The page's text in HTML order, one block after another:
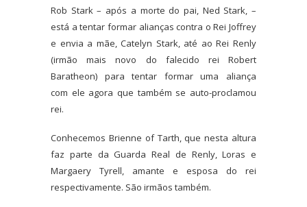
Rob Stark – após a morte do pai, Ned Stark, –
está a tentar formar alianças contra o Rei Joffrey
e envia a mãe, Catelyn Stark, até ao Rei Renly
(irmão mais novo do falecido rei Robert
Baratheon) para tentar formar uma aliança
com ele agora que também se auto-proclamou
rei.
Conhecemos Brienne of Tarth, que nesta altura
faz parte da Guarda Real de Renly, Loras e
Margaery Tyrell, amante e esposa do rei
respectivamente. São irmãos também.